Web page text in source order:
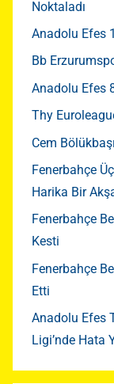
Noktaladı
Anadolu Efes
Bb
Anadolu Efes
Thy
Cem
Fenerbahçe
Harika Bir
Fenerbahçe
Kesti
Fenerbahçe
Etti
Anadolu Efes
Ligi’nde Hata